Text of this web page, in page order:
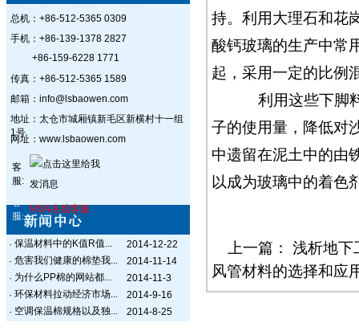
总机：+86-512-5365 0309
手机：+86-139-1378 2827
+86-159-6228 1771
传真：+86-512-5365 1589
邮箱：info@lsbaowen.com
地址：太仓市城厢镇新毛区新横村十一组
1号
网址：www.lsbaowen.com
客
服:
客
服:
MSN在线客服
· 保温材料中的K值R值...
2014-12-22
· 危害我们健康的棉垫我...
2014-11-14
· 为什么PP棉的网站都...
2014-11-3
· 环保材料拉动经济市场...
2014-9-16
· 空调保温棉规格以及独... 2014-8-25
持。利用大理石和花
酸钙玻璃的生产中常
起，采用一定的比例
利用这些下脚料
子的使用量，降低对
中遗留在泥土中的由
以成为玻璃中的着色
上一篇： 浅析地下
风管材料的选择和应